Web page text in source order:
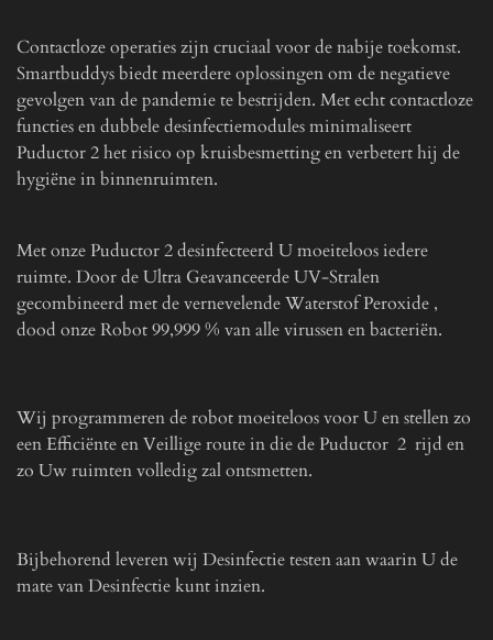
Contactloze operaties zijn cruciaal voor de nabije toekomst.
Smartbuddys biedt meerdere oplossingen om de negatieve
gevolgen van de pandemie te bestrijden. Met echt contactloze
functies en dubbele desinfectiemodules minimaliseert
Puductor 2 het risico op kruisbesmetting en verbetert hij de
hygiëne in binnenruimten.
Met onze Puductor 2 desinfecteerd U moeiteloos iedere
ruimte. Door de Ultra Geavanceerde UV-Stralen
gecombineerd met de vernevelende Waterstof Peroxide ,
dood onze Robot 99,999 % van alle virussen en bacteriën.
Wij programmeren de robot moeiteloos voor U en stellen zo
een Efficiënte en Veillige route in die de Puductor 2 rijd en
zo Uw ruimten volledig zal ontsmetten.
Bijbehorend leveren wij Desinfectie testen aan waarin U de
mate van Desinfectie kunt inzien.